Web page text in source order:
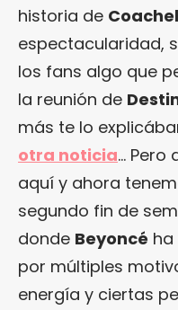
historia de
espectacularidad,
los fans algo que
la reunión de
más te lo
otra noticia… Pero
aquí y ahora
segundo fin de
donde Beyoncé
por múltiples
energía y ciertas